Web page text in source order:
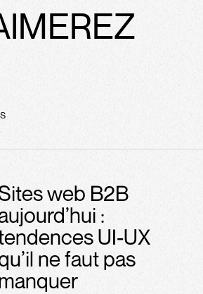
web B2B
:
UI-UX
ne faut pas